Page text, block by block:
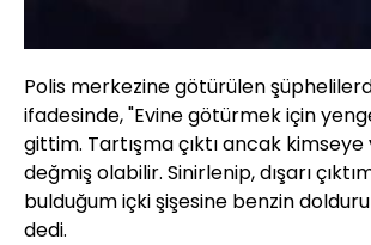
Polis merkezine götürülen
ifadesinde, "Evine götürmek için
gittim. Tartışma çıktı ancak kimseye
değmiş olabilir. Sinirlenip, dışarı
bulduğum içki şişesine benzin
dedi.